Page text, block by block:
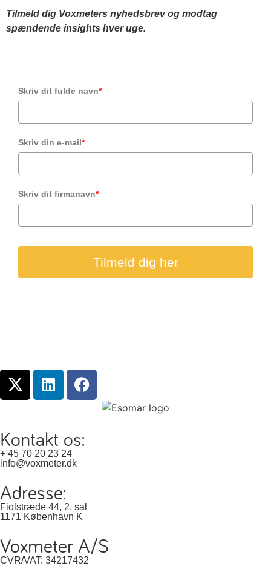
Tilmeld dig Voxmeters nyhedsbrev og modtag
spændende insights hver uge.
Skriv dit fulde navn*
Skriv din e-mail*
Skriv dit firmanavn*
Tilmeld dig her
Kontakt os:
+ 45 70 20 23 24
info@voxmeter.dk
Adresse:
Fiolstræde 44, 2. sal
1171 København K
Voxmeter A/S
CVR/VAT: 34217432